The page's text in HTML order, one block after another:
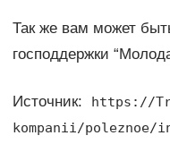
Так же вам может
господдержки
Источник:
https://
kompanii/poleznoe/